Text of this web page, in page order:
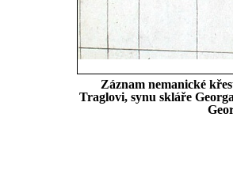
Záznam nemanické
Traglovi, synu skláře